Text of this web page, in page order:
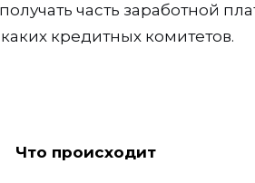
часть заработной
кредитных комитетов.
Что происходит